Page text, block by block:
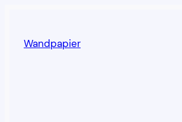
springen
Wandpapier